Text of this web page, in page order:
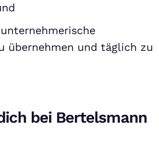
übernehmen und täglich zu
bei Bertelsmann